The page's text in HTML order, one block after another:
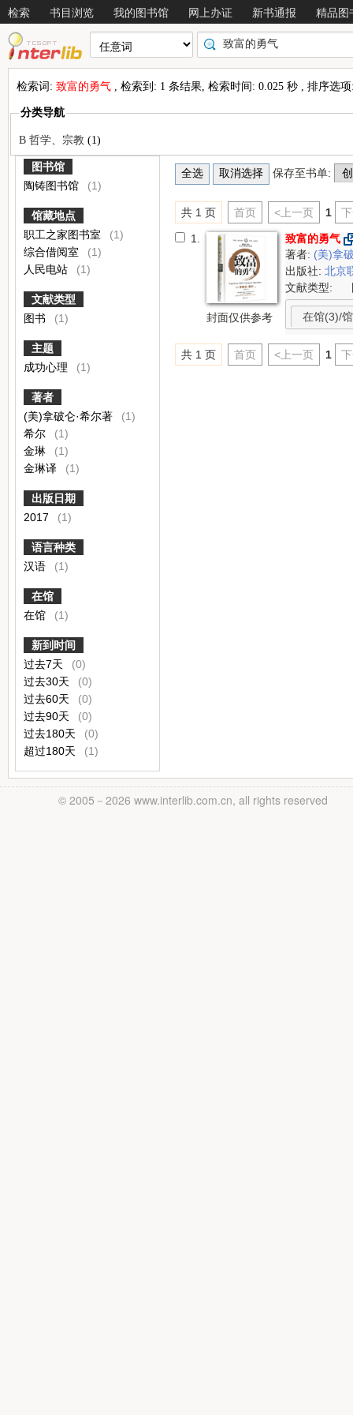
检索 书目浏览 我的图书馆 网上办证 新书通报 精品图
检索词: 致富的勇气 , 检索到: 1 条结果, 检索时间: 0.025 秒 , 排序选
分类导航
B 哲学、宗教(1)
图书馆
陶铸图书馆
(1)
馆藏地点
职工之家图书室
(1)
综合借阅室
(1)
人民电站
(1)
文献类型
图书
(1)
主题
成功心理
(1)
著者
(美)拿破仑·希尔著
(1)
希尔
(1)
金琳
(1)
金琳译
(1)
出版日期
2017
(1)
语言种类
汉语
(1)
在馆
在馆
(1)
新到时间
过去7天
(0)
过去30天
(0)
过去60天
(0)
过去90天
(0)
过去180天
(0)
超过180天
(1)
保存至书单:
共 1 页 首页 <上一页 1
1.
封面仅供参考
致富的勇气
著者: (美)拿
出版社:北京
文献类型:
在馆(3)/
共 1 页 首页 <上一页 1
© 2005－ 2026 www.interlib.com.cn, all rights reserved